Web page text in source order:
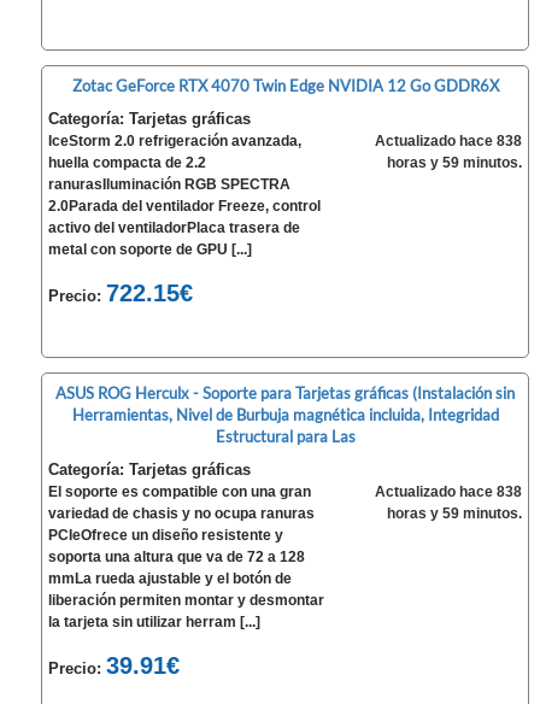
Zotac GeForce RTX 4070 Twin Edge NVIDIA 12 Go GDDR6X
Categoría: Tarjetas gráficas
IceStorm 2.0 refrigeración avanzada,
huella compacta de 2.2
ranurasIluminación RGB SPECTRA
2.0Parada del ventilador Freeze, control
activo del ventiladorPlaca trasera de
metal con soporte de GPU [...]
Precio: 722.15€
Actualizado hace 838
horas y 59 minutos.
ASUS ROG Herculx - Soporte para Tarjetas gráficas (Instalación sin
Herramientas, Nivel de Burbuja magnética incluida, Integridad
Estructural para Las
Categoría: Tarjetas gráficas
El soporte es compatible con una gran
variedad de chasis y no ocupa ranuras
PCIeOfrece un diseño resistente y
soporta una altura que va de 72 a 128
mmLa rueda ajustable y el botón de
liberación permiten montar y desmontar
la tarjeta sin utilizar herram [...]
Precio:39.91€
Actualizado hace 838
horas y 59 minutos.